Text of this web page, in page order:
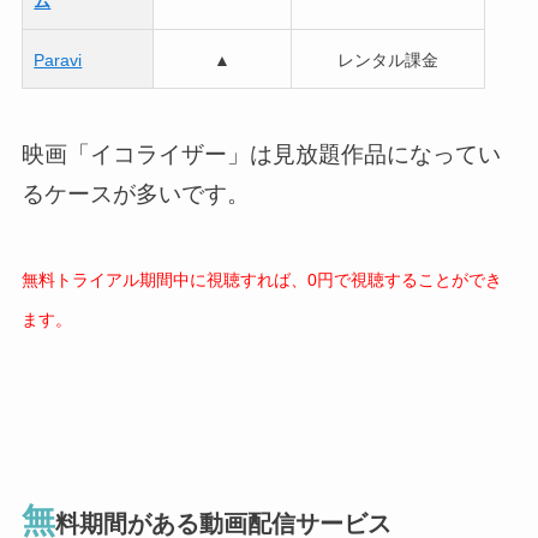
Paravi ▲ レンタル課金
映画「イコライザー」は見放題作品になってい
るケースが多いです。
無料トライアル期間中に視聴すれば、0円で視聴することができ
ます。
無料期間がある動画配信サービス